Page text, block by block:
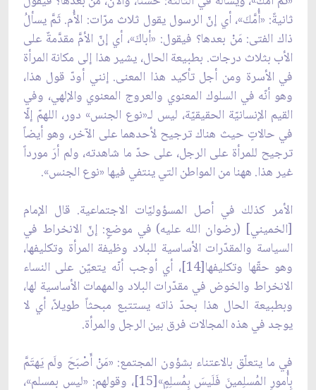
ثانيةً: «أُمَّكَ»، أي إنّ الرسول يقول ثلاث مرّات: الأُم. ثَمَّ يسألُ
ذاك الفتى: مَنْ بعدها؟ فيقول: «أباكَ»، أي إنّ الأمَّ مقدَّمةٌ على
الأب بثلاث درجات. بطبيعة الحال، يشير هذا إلى مكانة المرأة
في الأسرة ومن أجل تأكيد هذا المعنى. إنني أودّ قول هذا،
وهو أنّه في السلوك المعنوي والعروج المعنوي والإلهي، وفي
القيم الإنسانيّة الحقيقيّة، ليس لـ«نوع الجنس» دور، اللهمّ إلّا
في حالاتٍ حيث هناك ترجيح لأحدهما على الآخر، وهو أيضاً
ترجيح للمرأة على الرجل، على حدّ ما شاهدته، ولم أرَ مورداً
غير هذا. ههنا من المواطن التي ينتفي فيها «نوع الجنس».
الأمر كذلك في أصل المسؤوليّات الاجتماعية. قال الإمام
[الخميني] (رضوان الله عليه) في موضعٍ: إنّ الانخراط في
السياسة والمقدّرات الأساسية للبلاد وظيفة المرأة وتكليفها،
وهو حقّها وتكليفها[14]، أي أوجب أنّه يتعيّن على النساء
الانخراط والخوض في مقدّرات البلاد والمهمات الأساسية لها،
وبطبيعة الحال هذا بحدّ ذاته يستتبع مبحثاً طويلاً، أي لا
يوجد في هذه المجالات فرق بين الرجل والمرأة.
في ما يتعلّق بالاعتناء بشؤون المجتمع: «مَنْ أَصْبَحَ ولَم يَهتَمَّ
بِأُمورِ المُسلِمينَ فَلَيسَ بِمُسلِمٍ»[15]، وقولهم: «ليس بمسلم»،